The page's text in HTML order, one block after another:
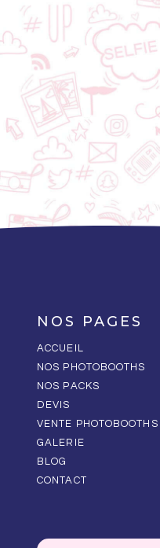
NOS PAGES
ACCUEIL
NOS PHOTOBOOTHS
NOS PACKS
DEVIS
VENTE PHOTOBOOTHS
GALERIE
BLOG
CONTACT